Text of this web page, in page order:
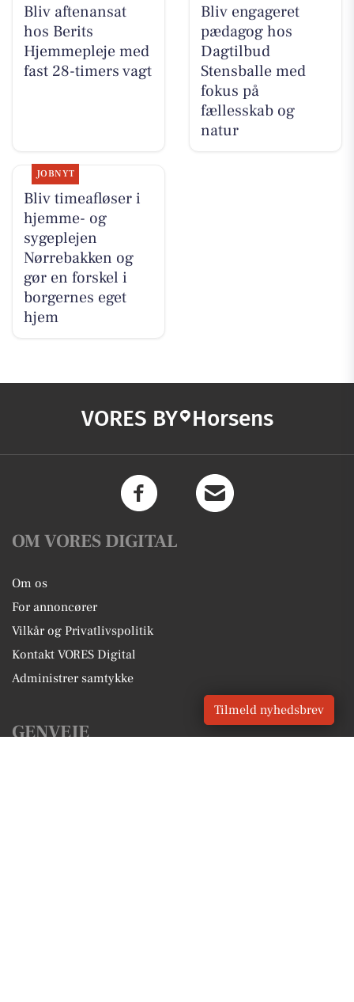
Bliv aftenansat
hos Berits
Hjemmepleje med
fast 28-timers vagt
Bliv engageret
pædagog hos
Dagtilbud
Stensballe med
fokus på
fællesskab og
natur
JOBNYT
Bliv timeafløser i
hjemme- og
sygeplejen
Nørrebakken og
gør en forskel i
borgernes eget
hjem
VORES BY Horsens
OM VORES DIGITAL
Om os
For annoncører
Vilkår og Privatlivspolitik
Kontakt VORES Digital
Administrer samtykke
GENVEJE
Tilmeld nyhedsbrev